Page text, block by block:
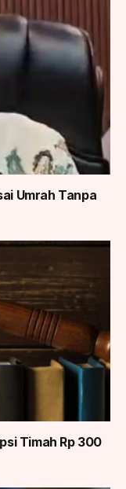
Umrah Tanpa
Timah Rp 300